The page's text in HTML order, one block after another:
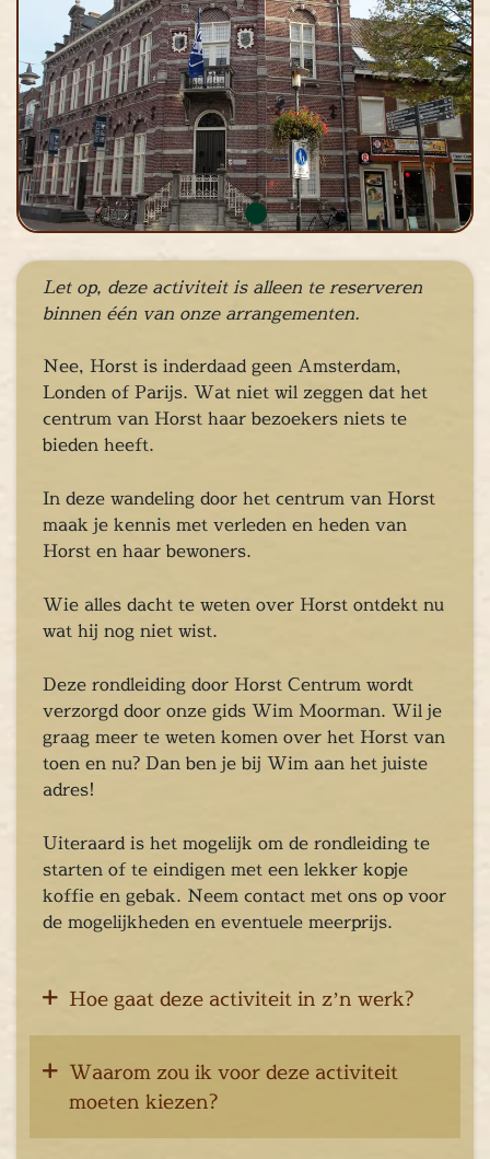
Room
verzorgd
Tours
uit
dagje
Room
verzorgd
Tours
uit
dagje
Room
Tours
uit
dagje
Let op, deze activiteit is alleen te reserveren
binnen één van onze arrangementen.
Nee, Horst is inderdaad geen Amsterdam,
Londen of Parijs. Wat niet wil zeggen dat het
centrum van Horst haar bezoekers niets te
bieden heeft.
In deze wandeling door het centrum van Horst
maak je kennis met verleden en heden van
Horst en haar bewoners.
Wie alles dacht te weten over Horst ontdekt nu
wat hij nog niet wist.
Deze rondleiding door Horst Centrum wordt
verzorgd door onze gids Wim Moorman. Wil je
graag meer te weten komen over het Horst van
toen en nu? Dan ben je bij Wim aan het juiste
adres!
Uiteraard is het mogelijk om de rondleiding te
starten of te eindigen met een lekker kopje
koffie en gebak. Neem contact met ons op voor
de mogelijkheden en eventuele meerprijs.
Hoe gaat deze activiteit in z’n werk?
Waarom zou ik voor deze activiteit
moeten kiezen?